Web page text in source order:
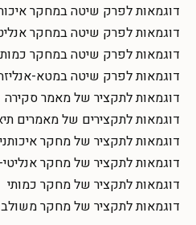
דוגמאות לפרק שיטה במחקר
דוגמאות לפרק שיטה במחקר
דוגמאות לפרק שיטה במחקר
דוגמאות לפרק שיטה במטא-
דוגמאות לתקציר של מאמר סקירה
דוגמאות לתקצירים של מאמרים
דוגמאות לתקציר של מחקר איכותני
דוגמאות לתקציר של מחקר
דוגמאות לתקציר של מחקר כמותי
דוגמאות לתקציר של מחקר משולב